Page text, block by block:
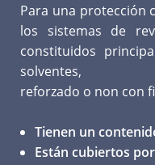
Para una protección
los sistemas de
constituidos
solventes,
reforzado o non con
Tienen un
Están cubiertos